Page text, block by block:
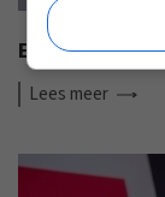
EISA HI-FI
Lees meer